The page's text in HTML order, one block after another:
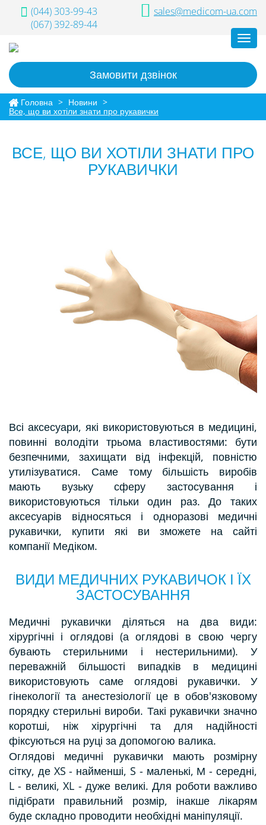
(044) 303-99-43
(067) 392-89-44
sales@medicom-ua.com
Замовити дзвінок
Головна > Новини >
Все, що ви хотіли знати про рукавички
ВСЕ, ЩО ВИ ХОТІЛИ ЗНАТИ ПРО
РУКАВИЧКИ
Всі аксесуари, які використовуються в медицині,
повинні володіти трьома властивостями: бути
безпечними, захищати від інфекцій, повністю
утилізуватися. Саме тому більшість виробів
мають вузьку сферу застосування і
використовуються тільки один раз. До таких
аксесуарів відносяться і одноразові медичні
рукавички, купити які ви зможете на сайті
компанії Медіком.
ВИДИ МЕДИЧНИХ РУКАВИЧОК І ЇХ
ЗАСТОСУВАННЯ
Медичні рукавички діляться на два види:
хірургічні і оглядові (а оглядові в свою чергу
бувають стерильними і нестерильними). У
переважній більшості випадків в медицині
використовують саме оглядові рукавички. У
гінекології та анестезіології це в обов'язковому
порядку стерильні вироби. Такі рукавички значно
коротші, ніж хірургічні та для надійності
фіксуються на руці за допомогою валика.
Оглядові медичні рукавички мають розмірну
сітку, де XS - найменші, S - маленькі, М - середні,
L - великі, XL - дуже великі. Для роботи важливо
підібрати правильний розмір, інакше лікарям
буде складно проводити необхідні маніпуляції.